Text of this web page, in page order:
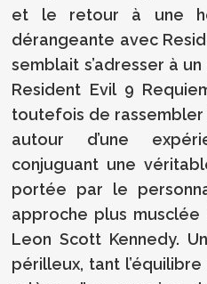
et le retour à une
dérangeante avec
semblait s’adresser à
Resident Evil 9
toutefois de rassembler
autour d’une
conjuguant une
portée par le
approche plus musclée
Leon Scott Kennedy.
périlleux, tant